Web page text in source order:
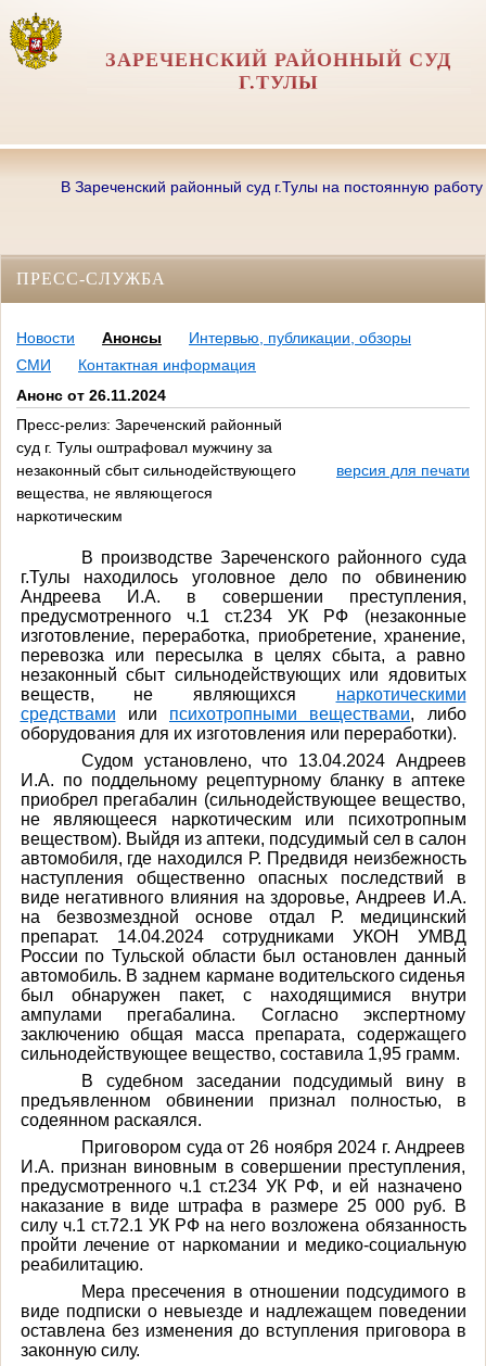
ЗАРЕЧЕНСКИЙ РАЙОННЫЙ СУД
Г.ТУЛЫ
В Зареченский районный суд г.Тулы на постоянную работу
ПРЕСС-СЛУЖБА
Новости Анонсы
Интервью, публикации, обзоры
СМИ
Контактная информация
Анонс от 26.11.2024
Пресс-релиз: Зареченский районный
суд г. Тулы оштрафовал мужчину за
незаконный сбыт сильнодействующего
вещества, не являющегося
наркотическим
версия для печати
В производстве Зареченского районного суда
г.Тулы находилось уголовное дело по обвинению
Андреева И.А. в совершении преступления,
предусмотренного ч.1 ст.234 УК РФ (незаконные
изготовление, переработка, приобретение, хранение,
перевозка или пересылка в целях сбыта, а равно
незаконный сбыт сильнодействующих или ядовитых
веществ, не являющихся наркотическими
средствами или психотропными веществами, либо
оборудования для их изготовления или переработки).
Судом установлено, что 13.04.2024 Андреев
И.А. по поддельному рецептурному бланку в аптеке
приобрел прегабалин (сильнодействующее вещество,
не являющееся наркотическим или психотропным
веществом). Выйдя из аптеки, подсудимый сел в салон
автомобиля, где находился Р. Предвидя неизбежность
наступления общественно опасных последствий в
виде негативного влияния на здоровье, Андреев И.А.
на безвозмездной основе отдал Р. медицинский
препарат. 14.04.2024 сотрудниками УКОН УМВД
России по Тульской области был остановлен данный
автомобиль. В заднем кармане водительского сиденья
был обнаружен пакет, с находящимися внутри
ампулами прегабалина. Согласно экспертному
заключению общая масса препарата, содержащего
сильнодействующее вещество, составила 1,95 грамм.
В судебном заседании подсудимый вину в
предъявленном обвинении признал полностью, в
содеянном раскаялся.
Приговором суда от 26 ноября 2024 г. Андреев
И.А. признан виновным в совершении преступления,
предусмотренного ч.1 ст.234 УК РФ, и ей назначено
наказание в виде штрафа в размере 25 000 руб.
В
силу ч.1 ст.72.1 УК РФ на него возложена обязанность
пройти лечение от наркомании и медико-социальную
реабилитацию.
Мера пресечения в отношении подсудимого в
виде подписки о невыезде и надлежащем поведении
оставлена без изменения до вступления приговора в
законную силу.